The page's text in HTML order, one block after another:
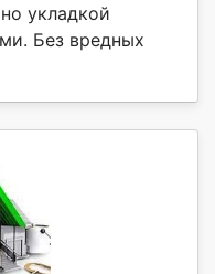
укладкой
Без вредных